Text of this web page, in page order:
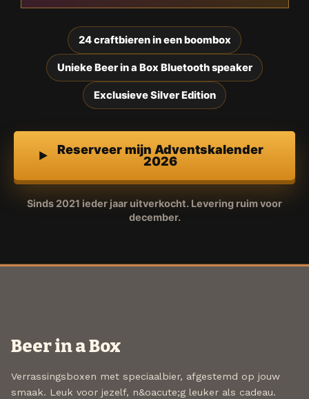
24 craftbieren in een boombox
Unieke Beer in a Box Bluetooth speaker
Exclusieve Silver Edition
Reserveer mijn Adventskalender
2026
Sinds 2021 ieder jaar uitverkocht. Levering ruim voor
december.
Beer in a Box
Verrassingsboxen met speciaalbier, afgestemd op jouw
smaak. Leuk voor jezelf, n&oacute;g leuker als cadeau.